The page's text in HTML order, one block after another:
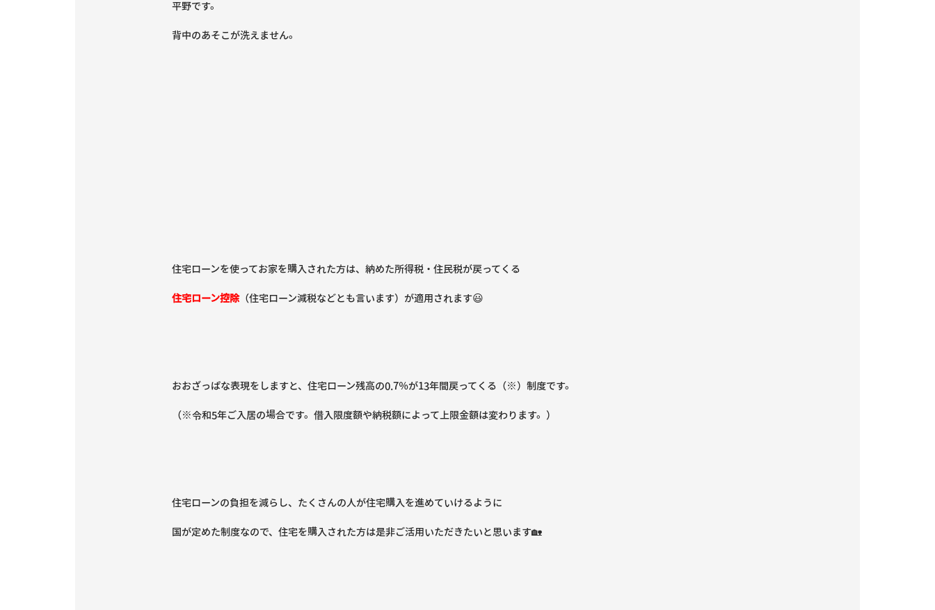
平野です。
背中のあそこが洗えません。
住宅ローンを使ってお家を購入された方は、納めた所得税・住民税が戻ってくる
住宅ローン控除（住宅ローン減税などとも言います）が適用されます😃
おおざっぱな表現をしますと、住宅ローン残高の0.7％が13年間戻ってくる（※）制度です。
（※令和5年ご入居の場合です。借入限度額や納税額によって上限金額は変わります。）
住宅ローンの負担を減らし、たくさんの人が住宅購入を進めていけるように
国が定めた制度なので、住宅を購入された方は是非ご活用いただきたいと思います🏡